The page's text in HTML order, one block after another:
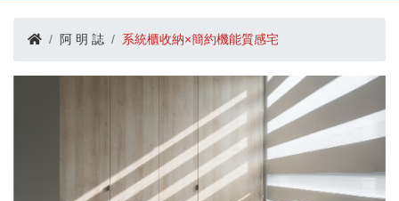
阿 明 誌 系統櫃收納×簡約機能質感宅